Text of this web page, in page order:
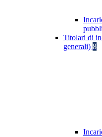
Titolari di
generali) 8